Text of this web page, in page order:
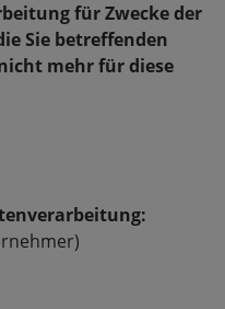
für Zwecke der
Sie betreffenden
mehr für diese